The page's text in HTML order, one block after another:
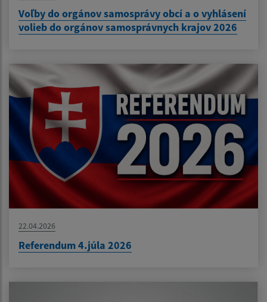
Voľby do orgánov samosprávy obcí a o vyhlásení
volieb do orgánov samosprávnych krajov 2026
22.04.2026
Referendum 4.júla 2026